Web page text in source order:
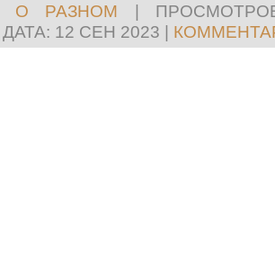
О РАЗНОМ |
ДАТА: 12 СЕН 2023 |